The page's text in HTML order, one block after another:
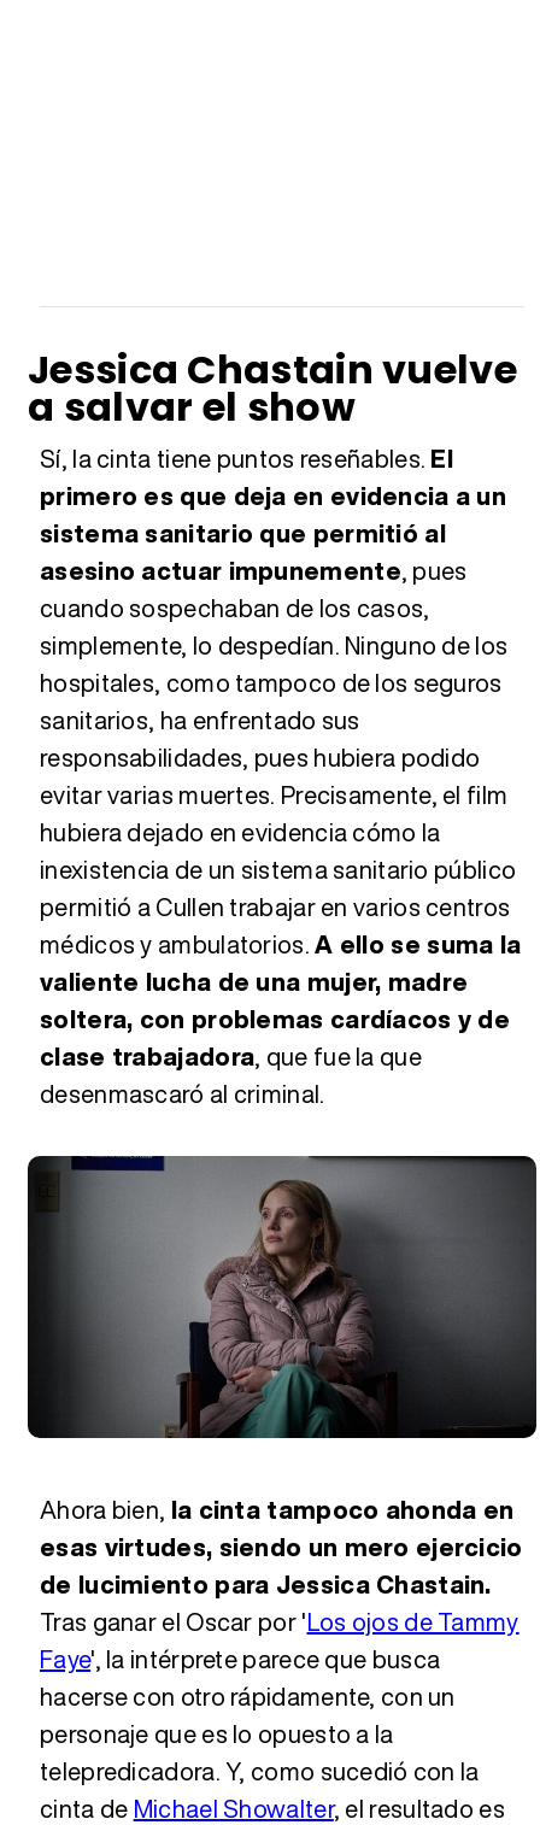
Jessica Chastain vuelve
a salvar el show
Sí, la cinta tiene puntos reseñables. El
primero es que deja en evidencia a un
sistema sanitario que permitió al
asesino actuar impunemente, pues
cuando sospechaban de los casos,
simplemente, lo despedían. Ninguno de los
hospitales, como tampoco de los seguros
sanitarios, ha enfrentado sus
responsabilidades, pues hubiera podido
evitar varias muertes. Precisamente, el film
hubiera dejado en evidencia cómo la
inexistencia de un sistema sanitario público
permitió a Cullen trabajar en varios centros
médicos y ambulatorios.A ello se suma la
valiente lucha de una mujer, madre
soltera, con problemas cardíacos y de
clase trabajadora, que fue la que
desenmascaró al criminal.
Ahora bien, la cinta tampoco ahonda en
esas virtudes, siendo un mero ejercicio
de lucimiento para Jessica Chastain.
Tras ganar el Oscar por 'Los ojos de Tammy
Faye', la intérprete parece que busca
hacerse con otro rápidamente, con un
personaje que es lo opuesto a la
telepredicadora. Y, como sucedió con la
cinta de Michael Showalter, el resultado es